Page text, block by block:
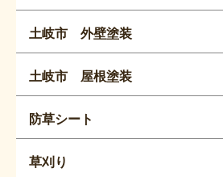
土岐市 外壁塗装
土岐市 屋根塗装
防草シート
草刈り